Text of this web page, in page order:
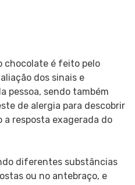
chocolate é feito pelo
dos sinais e
pessoa, sendo também
de alergia para descobrir
a resposta exagerada do
diferentes substâncias
ou no antebraço, e